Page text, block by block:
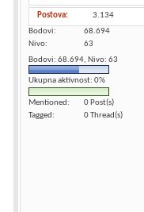
Postova
3.134
Bodovi
68.694
Nivo
63
Bodovi: 68.694, Nivo: 63
Ukupna aktivnost: 0%
Mentioned
0 Post(s)
Tagged
0 Thread(s)